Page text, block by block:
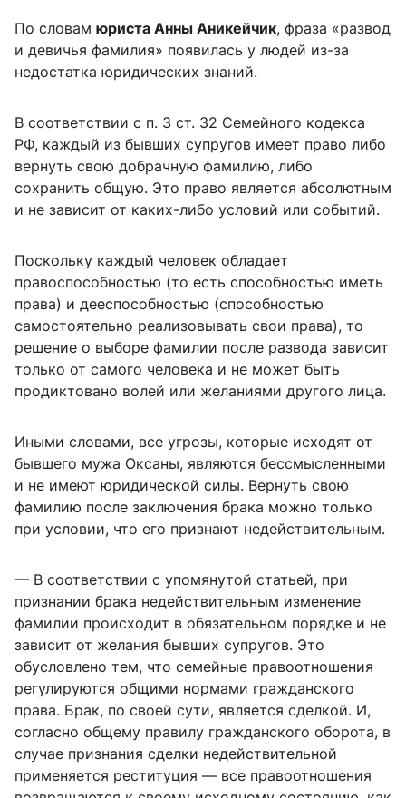
По словам юриста Анны Аникейчик, фраза «развод
и девичья фамилия» появилась у людей из-за
недостатка юридических знаний.
В соответствии с п. 3 ст. 32 Семейного кодекса
РФ, каждый из бывших супругов имеет право либо
вернуть свою добрачную фамилию, либо
сохранить общую. Это право является абсолютным
и не зависит от каких-либо условий или событий.
Поскольку каждый человек обладает
правоспособностью (то есть способностью иметь
права) и дееспособностью (способностью
самостоятельно реализовывать свои права), то
решение о выборе фамилии после развода зависит
только от самого человека и не может быть
продиктовано волей или желаниями другого лица.
Иными словами, все угрозы, которые исходят от
бывшего мужа Оксаны, являются бессмысленными
и не имеют юридической силы. Вернуть свою
фамилию после заключения брака можно только
при условии, что его признают недействительным.
— В соответствии с упомянутой статьей, при
признании брака недействительным изменение
фамилии происходит в обязательном порядке и не
зависит от желания бывших супругов. Это
обусловлено тем, что семейные правоотношения
регулируются общими нормами гражданского
права. Брак, по своей сути, является сделкой. И,
согласно общему правилу гражданского оборота, в
случае признания сделки недействительной
применяется реституция — все правоотношения